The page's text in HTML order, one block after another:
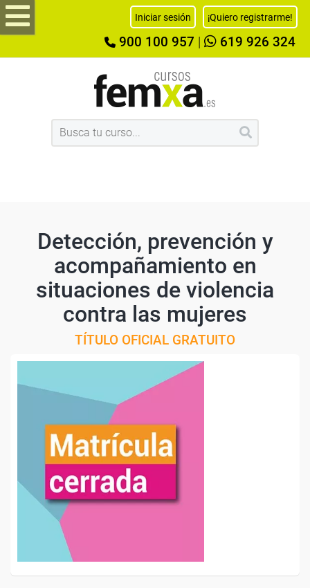
Iniciar sesión ¡Quiero registrarme!
900 100 957 619 926 324
Detección, prevención y
acompañamiento en
situaciones de violencia
contra las mujeres
TÍTULO OFICIAL GRATUITO